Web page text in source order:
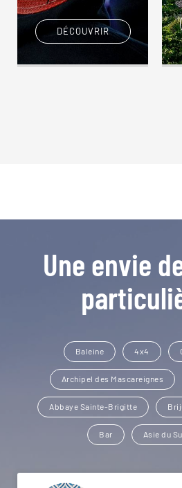
DÉCOUVRIR
Une envie
Baleine 4x4
Archipel des Mascareignes
Abbaye Sainte-Brigitte
Bar Asie du